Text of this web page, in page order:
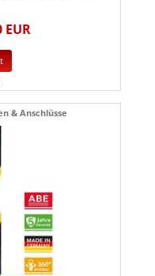
EUR
& Anschlüsse